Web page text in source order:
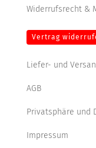
Widerrufsrecht &
Vertrag
Liefer- und
AGB
Privatsphäre und
Impressum